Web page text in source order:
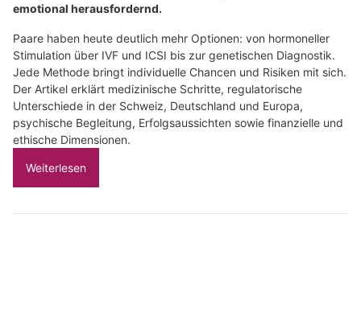
emotional herausfordernd.
Paare haben heute deutlich mehr Optionen: von hormoneller
Stimulation über IVF und ICSI bis zur genetischen Diagnostik.
Jede Methode bringt individuelle Chancen und Risiken mit sich.
Der Artikel erklärt medizinische Schritte, regulatorische
Unterschiede in der Schweiz, Deutschland und Europa,
psychische Begleitung, Erfolgsaussichten sowie finanzielle und
ethische Dimensionen.
Weiterlesen